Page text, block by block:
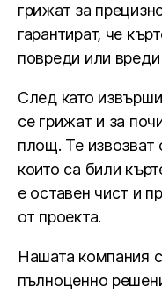
грижат за
гарантират, че
повреди или
След като
се грижат и за
площ. Те извозват
които са били
е оставен чист и
от проекта.
Нашата компания
пълноценно